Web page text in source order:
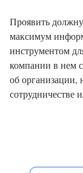
Проявить
максимум
инструментом
компании в нем
об организации,
сотрудничестве